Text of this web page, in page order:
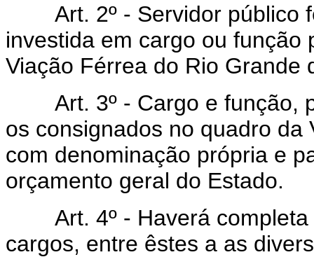
Art. 2º - Servidor público
investida em cargo ou função
Viação Férrea do Rio Grande
Art. 3º - Cargo e função,
os consignados no quadro
com denominação própria e
orçamento geral do Estado.
Art. 4º - Haverá completa
cargos, entre êstes a as